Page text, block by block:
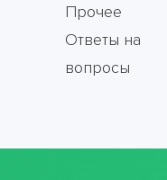
Прочее
Ответы на
вопросы